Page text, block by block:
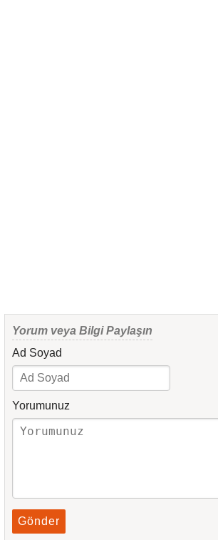
Yorum veya Bilgi Paylaşın
Ad Soyad
Yorumunuz
Gönder